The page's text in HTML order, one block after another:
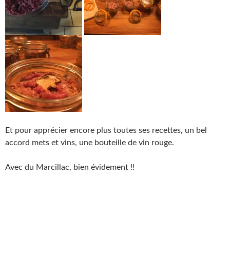
Et pour apprécier encore plus toutes ses recettes, un bel
accord mets et vins, une bouteille de vin rouge.
Avec du Marcillac, bien évidement !!